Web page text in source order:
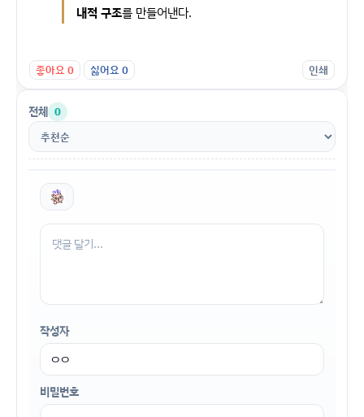
내적 구조를 만들어낸다.
좋아요0 싫어요0 인쇄
전체 0
작성자
비밀번호